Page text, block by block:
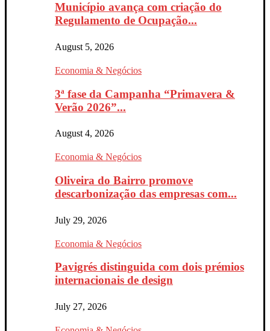
Município avança com criação do
Regulamento de Ocupação...
August 5, 2026
Economia & Negócios
3ª fase da Campanha “Primavera &
Verão 2026”...
August 4, 2026
Economia & Negócios
Oliveira do Bairro promove
descarbonização das empresas com...
July 29, 2026
Economia & Negócios
Pavigrés distinguida com dois prémios
internacionais de design
July 27, 2026